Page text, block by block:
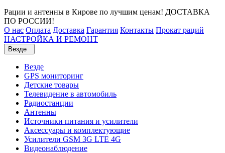
Рации и антенны в Кирове по лучшим ценам! ДОСТАВКА
ПО РОССИИ!
О нас Оплата Доставка Гарантия Контакты Прокат раций
НАСТРОЙКА И РЕМОНТ
Везде
Везде
GPS мониторинг
Детские товары
Телевидение в автомобиль
Радиостанции
Антенны
Источники питания и усилители
Аксессуары и комплектующие
Усилители GSM 3G LTE 4G
Видеонаблюдение